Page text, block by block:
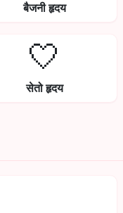
बैजनी हृदय
🤍
सेतो हृदय